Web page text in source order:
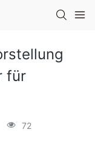
für
72